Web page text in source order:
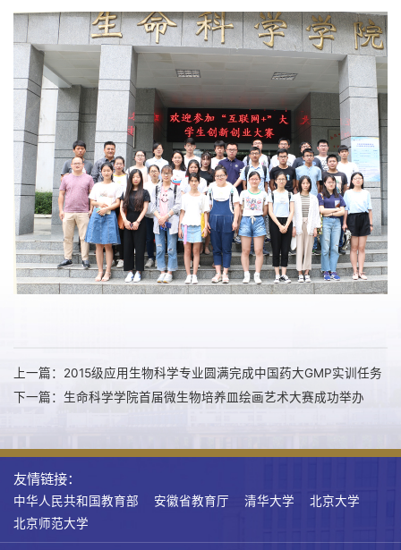
上一篇：2015级应用生物科学专业圆满完成中国药大GMP实训任务
下一篇：生命科学学院首届微生物培养皿绘画艺术大赛成功举办
友情链接：
中华人民共和国教育部 安徽省教育厅 清华大学
北京大学
北京师范大学